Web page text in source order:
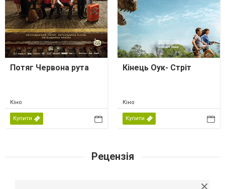
Потяг Червона рута
Кіно
Купити
Кінець Оук- Стріт
Кіно
Купити
Рецензія